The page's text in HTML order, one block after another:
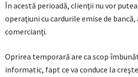
În acestă perioadă, clienţii nu vor
operaţiuni cu cardurile emise de
comercianţi.
Oprirea temporară are ca scop
informatic, fapt ce va conduce la